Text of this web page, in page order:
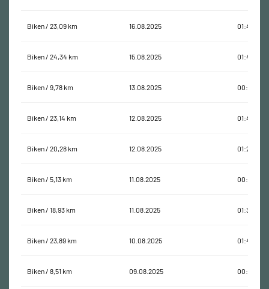
Biken / 23,09 km 16.08.2025 01:48:37
Biken / 24,34 km 15.08.2025 01:42:49
Biken / 9,78 km 13.08.2025 00:34:19
Biken / 23,14 km 12.08.2025 01:47:40
Biken / 20,28 km 12.08.2025 01:20:50
Biken / 5,13 km 11.08.2025 00:18:55
Biken / 18,93 km 11.08.2025 01:36:05
Biken / 23,89 km 10.08.2025 01:48:23
Biken / 8,51 km 09.08.2025 00:34:43